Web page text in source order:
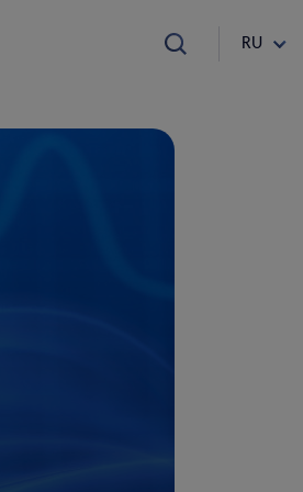
RU